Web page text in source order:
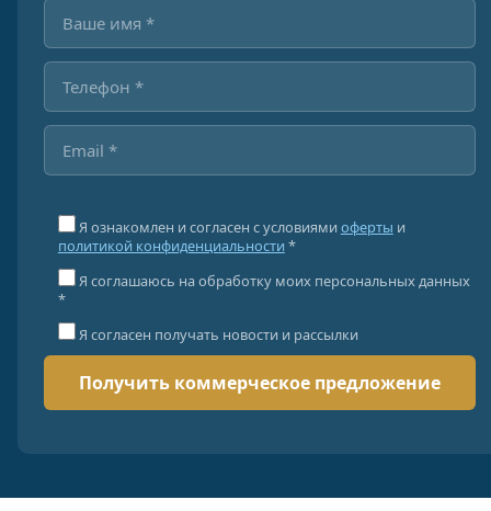
Я ознакомлен и согласен с условиями оферты и
политикой конфиденциальности *
Я соглашаюсь на обработку моих персональных данных
*
Я согласен получать новости и рассылки